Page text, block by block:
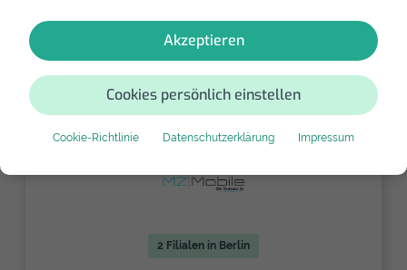
Akzeptieren
Cookies persönlich einstellen
Cookie-Richtlinie Datenschutzerklärung Impressum
4,2
5 (2 verifiziert)
Prenzlauer Berg • Pankow
Angebot einholen
2 Filialen in Berlin